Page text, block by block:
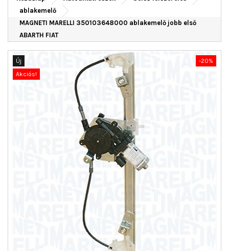
ablakemelő
MAGNETI MARELLI 350103648000 ablakemelő jobb első
ABARTH FIAT
Új
-20%
Akciós!